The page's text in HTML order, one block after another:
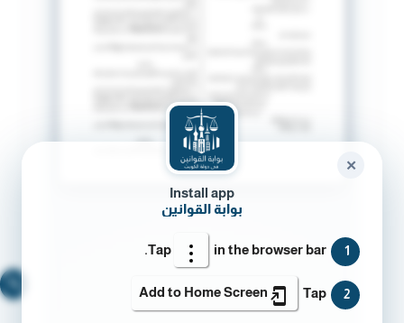
Install app
بوابة القوانين
1
Tap in the browser bar.
2
Tap
Add to Home Screen
✕